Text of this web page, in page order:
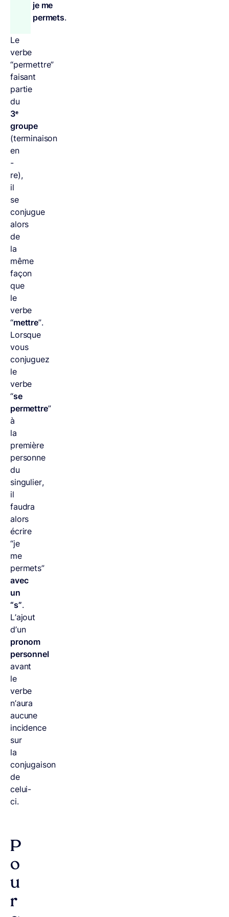
je me
permets.
Le
verbe
“permettre”
faisant
partie
du
3ᵉ
groupe
(terminaison
en
-
re),
il
se
conjugue
alors
de
la
même
façon
que
le
verbe
“mettre”.
Lorsque
vous
conjuguez
le
verbe
“se
permettre”
à
la
première
personne
du
singulier,
il
faudra
alors
écrire
“je
me
permets”
avec
un
“s”.
L’ajout
d’un
pronom
personnel
avant
le
verbe
n’aura
aucune
incidence
sur
la
conjugaison
de
celui-
ci.
P
o
u
r